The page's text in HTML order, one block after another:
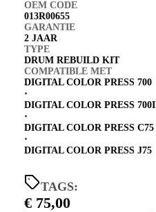
OEM CODE
013R00655
GARANTIE
2 JAAR
TYPE
DRUM REBUILD KIT
COMPATIBLE MET
DIGITAL COLOR PRESS 700
⋅
DIGITAL COLOR PRESS 700I
⋅
DIGITAL COLOR PRESS C75
⋅
DIGITAL COLOR PRESS J75
TAGS:
€ 75,00